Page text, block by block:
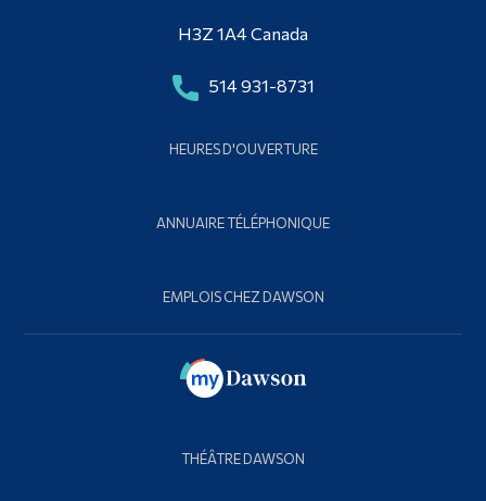
H3Z 1A4 Canada
514 931-8731
HEURES D'OUVERTURE
ANNUAIRE TÉLÉPHONIQUE
EMPLOIS CHEZ DAWSON
THÉÂTRE DAWSON